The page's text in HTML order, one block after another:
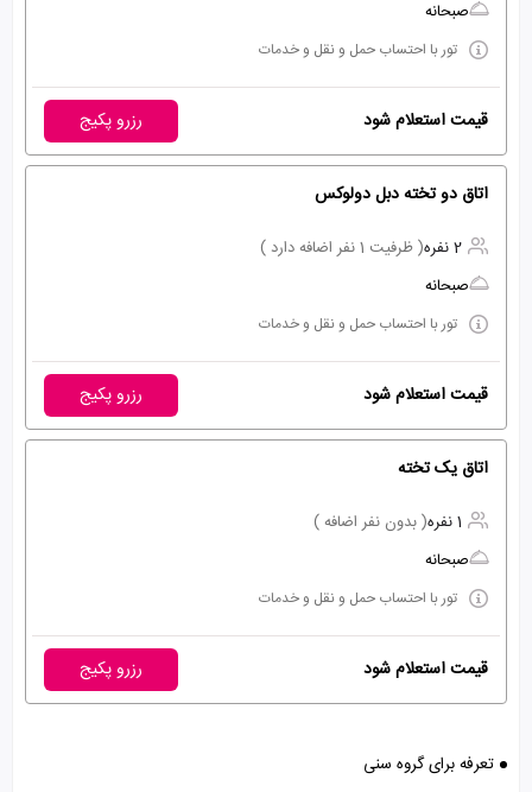
صبحانه
تور با احتساب حمل و نقل و خدمات
قیمت استعلام شود رزرو پکیج
اتاق دو تخته دبل دولوکس
2 نفره
( ظرفیت 1 نفر اضافه دارد )
صبحانه
تور با احتساب حمل و نقل و خدمات
قیمت استعلام شود رزرو پکیج
اتاق یک تخته
1 نفره
( بدون نفر اضافه )
صبحانه
تور با احتساب حمل و نقل و خدمات
قیمت استعلام شود رزرو پکیج
تعرفه برای گروه سنی